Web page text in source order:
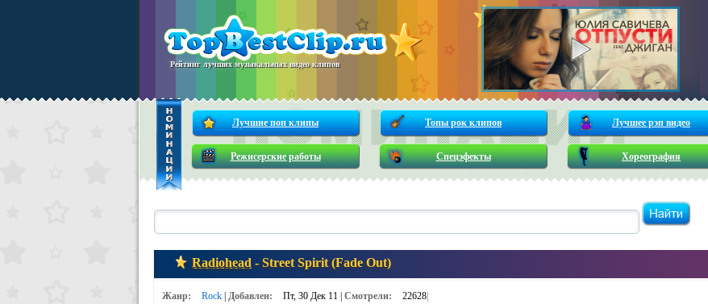
Рейтинг лучших музыкальных видео клипов
Лучшие поп клипы Топы рок клипов Лучшее рэп видео
Режисерские работы Спецэфекты Хореография
Radiohead - Street Spirit (Fade Out)
Жанр: Rock Добавлен: Пт, 30 Дек 11 | Смотрели: 22628